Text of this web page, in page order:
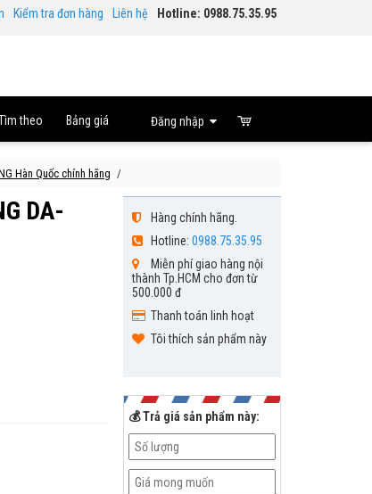
Kiểm tra đơn hàng Liên hệ Hotline: 0988.75.35.95
theo Bảng giá Đăng nhập
Hàn Quốc chính hãng
DA-
Hàng chính hãng.
Hotline:0988.75.35.95
Miễn phí giao hàng nội
thành Tp.HCM cho đơn từ
500.000 đ
Thanh toán linh hoạt
Tôi thích sản phẩm này
💰 Trả giá sản phẩm này: